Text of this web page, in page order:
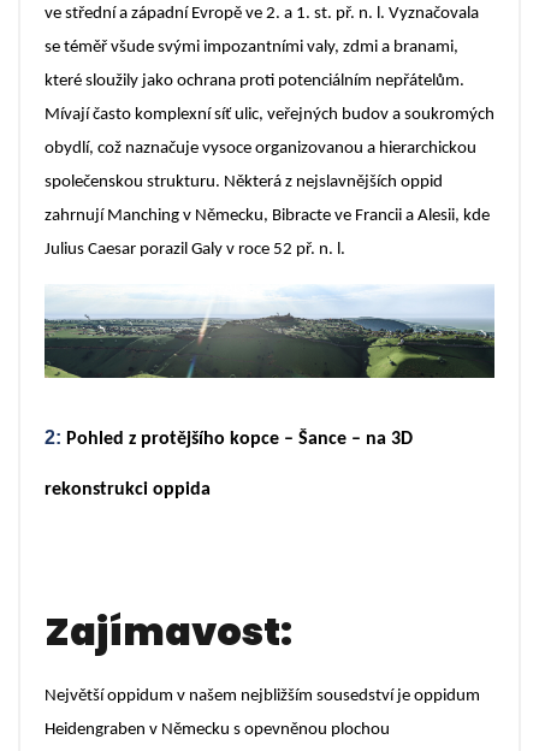
ve střední a západní Evropě ve 2. a 1. st. př. n. l. Vyznačovala
se téměř všude svými impozantními valy, zdmi a branami,
které sloužily jako ochrana proti potenciálním nepřátelům.
Mívají často komplexní síť ulic, veřejných budov a soukromých
obydlí, což naznačuje vysoce organizovanou a hierarchickou
společenskou strukturu. Některá z nejslavnějších oppid
zahrnují Manching v Německu, Bibracte ve Francii a Alesii, kde
Julius Caesar porazil Galy v roce 52 př. n. l.
2: Pohled z protějšího kopce – Šance – na 3D
rekonstrukci oppida
Zajímavost:
Největší oppidum v našem nejbližším sousedství je oppidum
Heidengraben v Německu s opevněnou plochou